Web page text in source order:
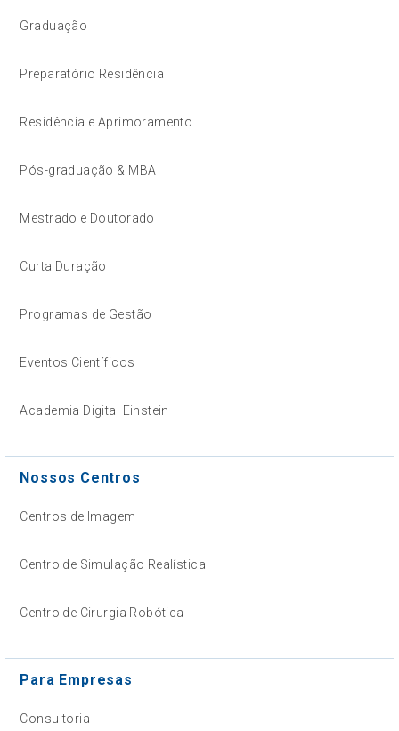
Graduação
Preparatório Residência
Residência e Aprimoramento
Pós-graduação & MBA
Mestrado e Doutorado
Curta Duração
Programas de Gestão
Eventos Científicos
Academia Digital Einstein
Nossos Centros
Centros de Imagem
Centro de Simulação Realística
Centro de Cirurgia Robótica
Para Empresas
Consultoria